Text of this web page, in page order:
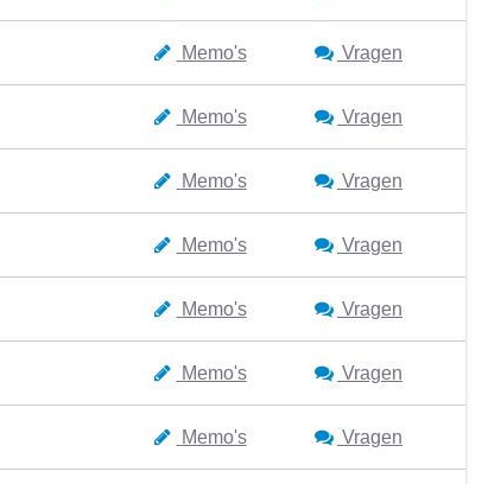
Memo's Vragen
Memo's Vragen
Memo's Vragen
Memo's Vragen
Memo's Vragen
Memo's Vragen
Memo's Vragen